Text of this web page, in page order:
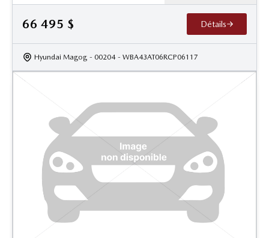
66 495 $ Détails
Hyundai Magog - 00204 - WBA43AT06RCP06117